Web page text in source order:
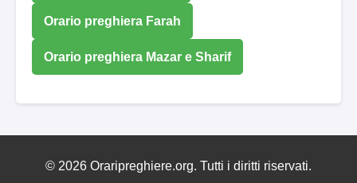
Orario preghiera Farah
Orario preghiera Mazar e Sharif
© 2026 Oraripreghiere.org. Tutti i diritti riservati.